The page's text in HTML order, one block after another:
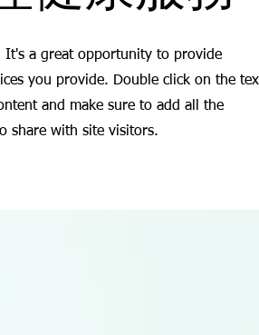
It's a great opportunity to provide
you provide. Double click on the
and make sure to add all the
share with site visitors.